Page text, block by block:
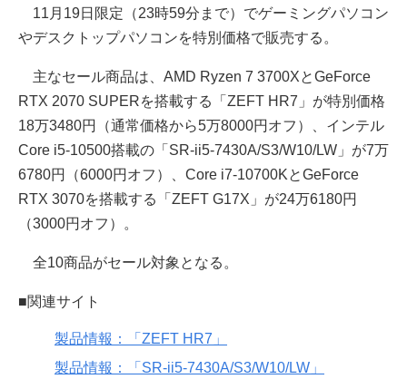
11月19日限定（23時59分まで）でゲーミングパソコン
やデスクトップパソコンを特別価格で販売する。
主なセール商品は、AMD Ryzen 7 3700XとGeForce
RTX 2070 SUPERを搭載する「ZEFT HR7」が特別価格
18万3480円（通常価格から5万8000円オフ）、インテル
Core i5-10500搭載の「SR-ii5-7430A/S3/W10/LW」が7万
6780円（6000円オフ）、Core i7-10700KとGeForce
RTX 3070を搭載する「ZEFT G17X」が24万6180円
（3000円オフ）。
全10商品がセール対象となる。
■関連サイト
製品情報：「ZEFT HR7」
製品情報：「SR-ii5-7430A/S3/W10/LW」